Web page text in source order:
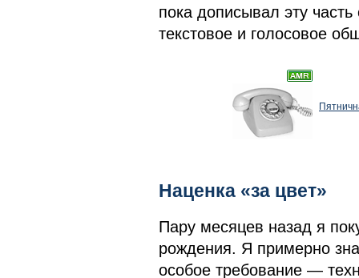
пока дописывал эту
текстовое и голосовое
Наценка «за цвет»
Пару месяцев назад я
рождения. Я примерно
особое требование —